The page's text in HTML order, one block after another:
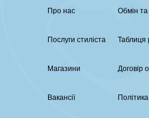
Про нас
Послуги стиліста
Магазини
Вакансії
Обмін
Таблиця
Договір